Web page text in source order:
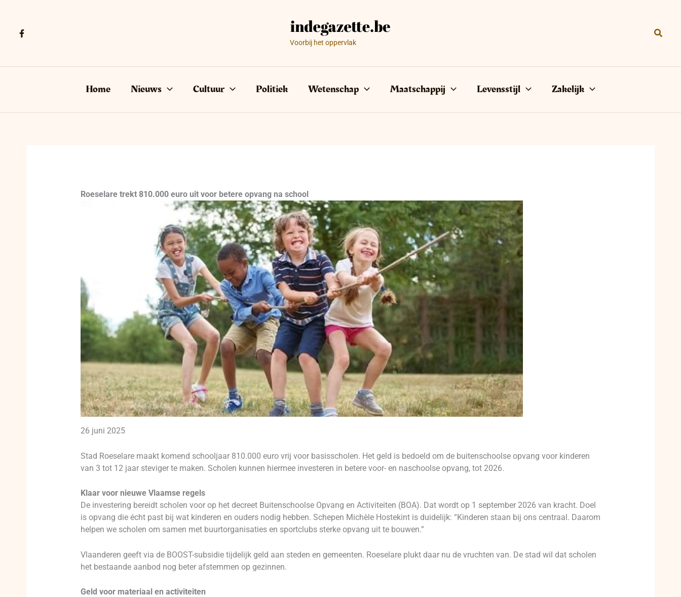
Voorbij het oppervlak
Home Nieuws Cultuur Politiek Wetenschap Maatschappij Levensstijl Zakelijk
Roeselare trekt 810.000 euro uit voor betere opvang na school
26 juni 2025
Stad Roeselare maakt komend schooljaar 810.000 euro vrij voor basisscholen. Het geld is bedoeld om de buitenschoolse opvang voor kinderen
van 3 tot 12 jaar steviger te maken. Scholen kunnen hiermee investeren in betere voor- en naschoolse opvang, tot 2026.
Klaar voor nieuwe Vlaamse regels
De investering bereidt scholen voor op het decreet Buitenschoolse Opvang en Activiteiten (BOA). Dat wordt op 1 september 2026 van kracht. Doel
is opvang die écht past bij wat kinderen en ouders nodig hebben. Schepen Michèle Hostekint is duidelijk: “Kinderen staan bij ons centraal. Daarom
helpen we scholen om samen met buurtorganisaties en sportclubs sterke opvang uit te bouwen.”
Vlaanderen geeft via de BOOST-subsidie tijdelijk geld aan steden en gemeenten. Roeselare plukt daar nu de vruchten van. De stad wil dat scholen
het bestaande aanbod nog beter afstemmen op gezinnen.
Geld voor materiaal en activiteiten